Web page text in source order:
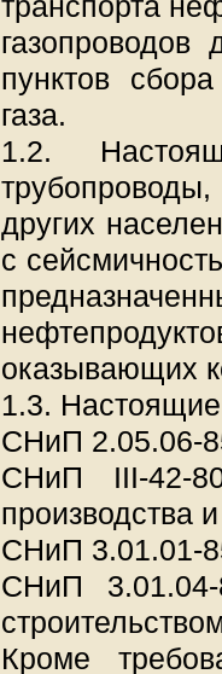
газопроводов
пунктов
газа.
1.2.
других
с
оказывающих
1.3.
СНиП 2.05.06-
СНиП III-42-
производства
СНиП 3.01.01-
СНиП 3.01.04-
Кроме